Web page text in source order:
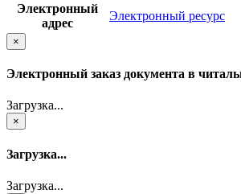
Электронный
адрес
Электронный ресурс
×
Электронный заказ документа в
Загрузка...
×
Загрузка...
Загрузка...